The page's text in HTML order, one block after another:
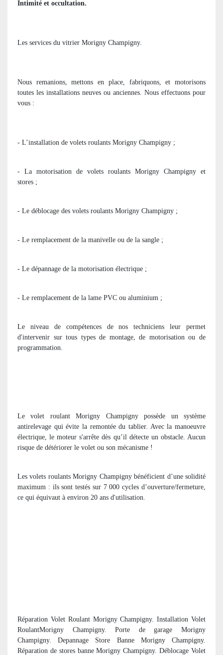
Intimité et occultation.
Les services du vitrier Morigny Champigny.
Nous remanions, mettons en place, fabriquons, et motorisons
toutes les installations neuves ou anciennes. Nous effectuons pour
vous :
- L’installation de volets roulants Morigny Champigny ;
- La motorisation de volets roulants Morigny Champigny et
stores ;
- Le déblocage des volets roulants Morigny Champigny ;
- Le remplacement de la manivelle ou de la sangle ;
- Le dépannage de la motorisation électrique ;
- Le remplacement de la lame PVC ou aluminium ;
Le niveau de compétences de nos techniciens leur permet
d'intervenir sur tous types de montage, de motorisation ou de
programmation.
Le volet roulant Morigny Champigny possède un système
antirelevage qui évite la remontée du tablier. Avec la manoeuvre
électrique, le moteur s'arrête dès qu’il détecte un obstacle. Aucun
risque de détériorer le volet ou son mécanisme !
Les volets roulants Morigny Champigny bénéficient d’une solidité
maximum : ils sont testés sur 7 000 cycles d’ouverture/fermeture,
ce qui équivaut à environ 20 ans d'utilisation.
Réparation Volet Roulant Morigny Champigny. Installation Volet
RoulantMorigny Champigny. Porte de garage Morigny
Champigny. Depannage Store Banne Morigny Champigny.
Réparation de stores banne Morigny Champigny. Déblocage Volet